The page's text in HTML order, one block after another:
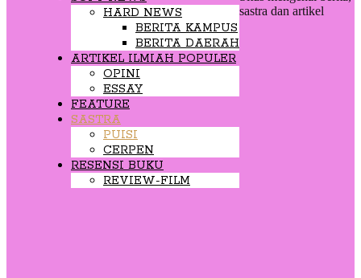
HARD NEWS
BERITA KAMPUS
BERITA DAERAH
ARTIKEL ILMIAH POPULER
OPINI
ESSAY
FEATURE
SASTRA
PUISI
CERPEN
RESENSI BUKU
REVIEW-FILM
sastra dan artikel